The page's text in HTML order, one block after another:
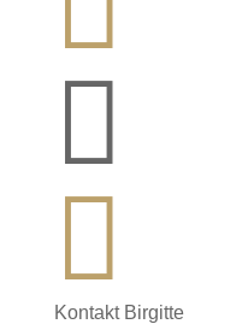


Kontakt Birgitte